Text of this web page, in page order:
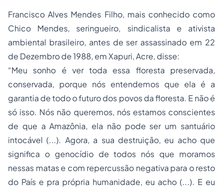
Francisco Alves Mendes Filho, mais conhecido como
Chico Mendes, seringueiro, sindicalista e ativista
ambiental brasileiro, antes de ser assassinado em 22
de Dezembro de 1988, em Xapuri, Acre, disse:
“Meu sonho é ver toda essa floresta preservada,
conservada, porque nós entendemos que ela é a
garantia de todo o futuro dos povos da floresta. E não é
só isso. Nós não queremos, nós estamos conscientes
de que a Amazônia, ela não pode ser um santuário
intocável (...). Agora, a sua destruição, eu acho que
significa o genocídio de todos nós que moramos
nessas matas e com repercussão negativa para o resto
do País e pra própria humanidade, eu acho (...). E eu